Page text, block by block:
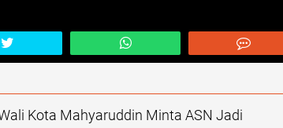
Kota Mahyaruddin Minta ASN Jadi